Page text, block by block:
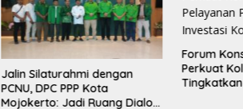
Jalin Silaturahmi dengan
PCNU, DPC PPP Kota
Mojokerto: Jadi Ruang Dialog
Forum
Perkuat